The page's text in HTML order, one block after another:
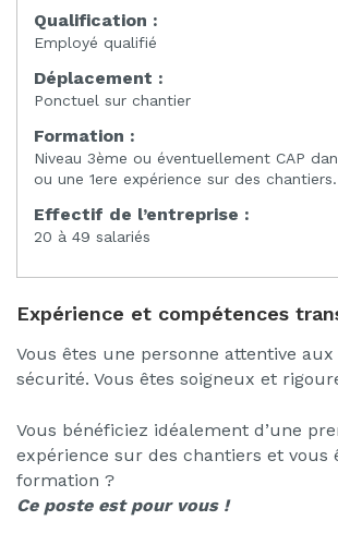
Qualification :
Employé qualifié
Déplacement :
Ponctuel sur chantier
Formation :
Niveau 3ème ou éventuellement CAP
ou une 1ere expérience sur des chantiers.
Effectif de l’entreprise :
20 à 49 salariés
Expérience et compétences
Vous êtes une personne attentive aux
sécurité. Vous êtes soigneux et
Vous bénéficiez idéalement d’une
expérience sur des chantiers et vous
formation ?
Ce poste est pour vous !